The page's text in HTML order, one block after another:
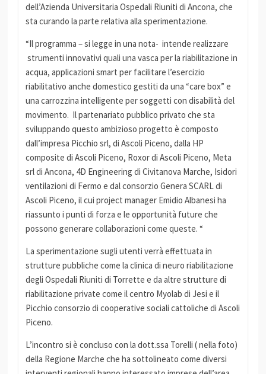
dell’Azienda Universitaria Ospedali Riuniti di Ancona, che
sta curando la parte relativa alla sperimentazione.
“Il programma – si legge in una nota- intende realizzare
strumenti innovativi quali una vasca per la riabilitazione in
acqua, applicazioni smart per facilitare l’esercizio
riabilitativo anche domestico gestiti da una “care box” e
una carrozzina intelligente per soggetti con disabilità del
movimento. Il partenariato pubblico privato che sta
sviluppando questo ambizioso progetto è composto
dall’impresa Picchio srl, di Ascoli Piceno, dalla HP
composite di Ascoli Piceno, Roxor di Ascoli Piceno, Meta
srl di Ancona, 4D Engineering di Civitanova Marche, Isidori
ventilazioni di Fermo e dal consorzio Genera SCARL di
Ascoli Piceno, il cui project manager Emidio Albanesi ha
riassunto i punti di forza e le opportunità future che
possono generare collaborazioni come queste. “
La sperimentazione sugli utenti verrà effettuata in
strutture pubbliche come la clinica di neuro riabilitazione
degli Ospedali Riuniti di Torrette e da altre strutture di
riabilitazione private come il centro Myolab di Jesi e il
Picchio consorzio di cooperative sociali cattoliche di Ascoli
Piceno.
L’incontro si è concluso con la dott.ssa Torelli ( nella foto)
della Regione Marche che ha sottolineato come diversi